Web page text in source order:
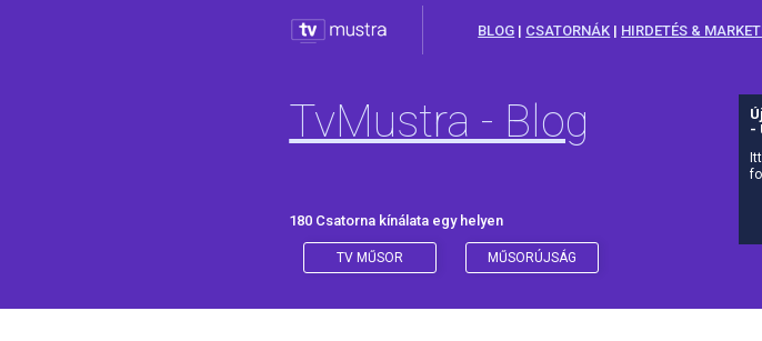
BLOG | CSATORNÁK | HIRDETÉS &
TvMustra - Blog
180 Csatorna kínálata egy helyen
TV MŰSOR MŰSORÚJSÁG
-